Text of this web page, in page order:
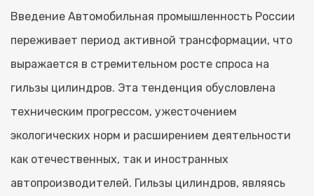
Введение Автомобильная промышленность России
переживает период активной трансформации, что
выражается в стремительном росте спроса на
гильзы цилиндров. Эта тенденция обусловлена
техническим прогрессом, ужесточением
экологических норм и расширением деятельности
как отечественных, так и иностранных
автопроизводителей. Гильзы цилиндров, являясь